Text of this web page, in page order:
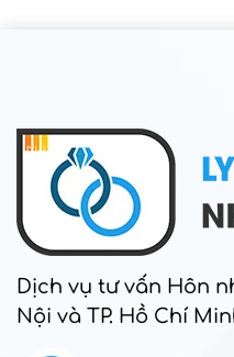
Dịch vụ tư vấn Hôn
Nội và TP. Hồ Chí